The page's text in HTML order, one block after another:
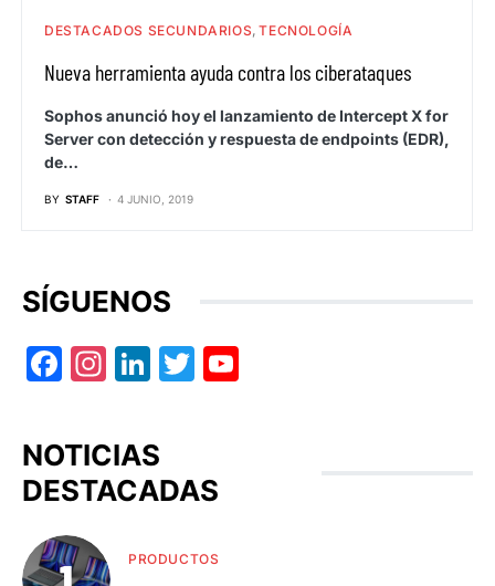
DESTACADOS SECUNDARIOS TECNOLOGÍA
Nueva herramienta ayuda contra los ciberataques
Sophos anunció hoy el lanzamiento de Intercept X for
Server con detección y respuesta de endpoints (EDR),
de…
BY STAFF 4 JUNIO, 2019
SÍGUENOS
Facebook
Instagram
LinkedIn
Twitter
NOTICIAS
DESTACADAS
PRODUCTOS